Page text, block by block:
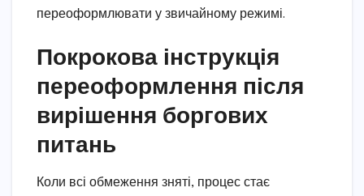
переоформлювати у звичайному режимі.
Покрокова інструкція
переоформлення після
вирішення боргових
питань
Коли всі обмеження зняті, процес стає